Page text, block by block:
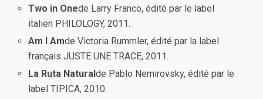
Two in Onede Larry Franco, édité par le label
italien PHILOLOGY, 2011.
Am I Amde Victoria Rummler, édité par la label
français JUSTE UNE TRACE, 2011.
La Ruta Naturalde Pablo Nemirovsky, édité par le
label TIPICA, 2010.